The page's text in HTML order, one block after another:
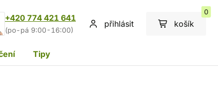
+420 774 421 641
(po-pá 9:00-16:00)
přihlásit košík
0
Tipy